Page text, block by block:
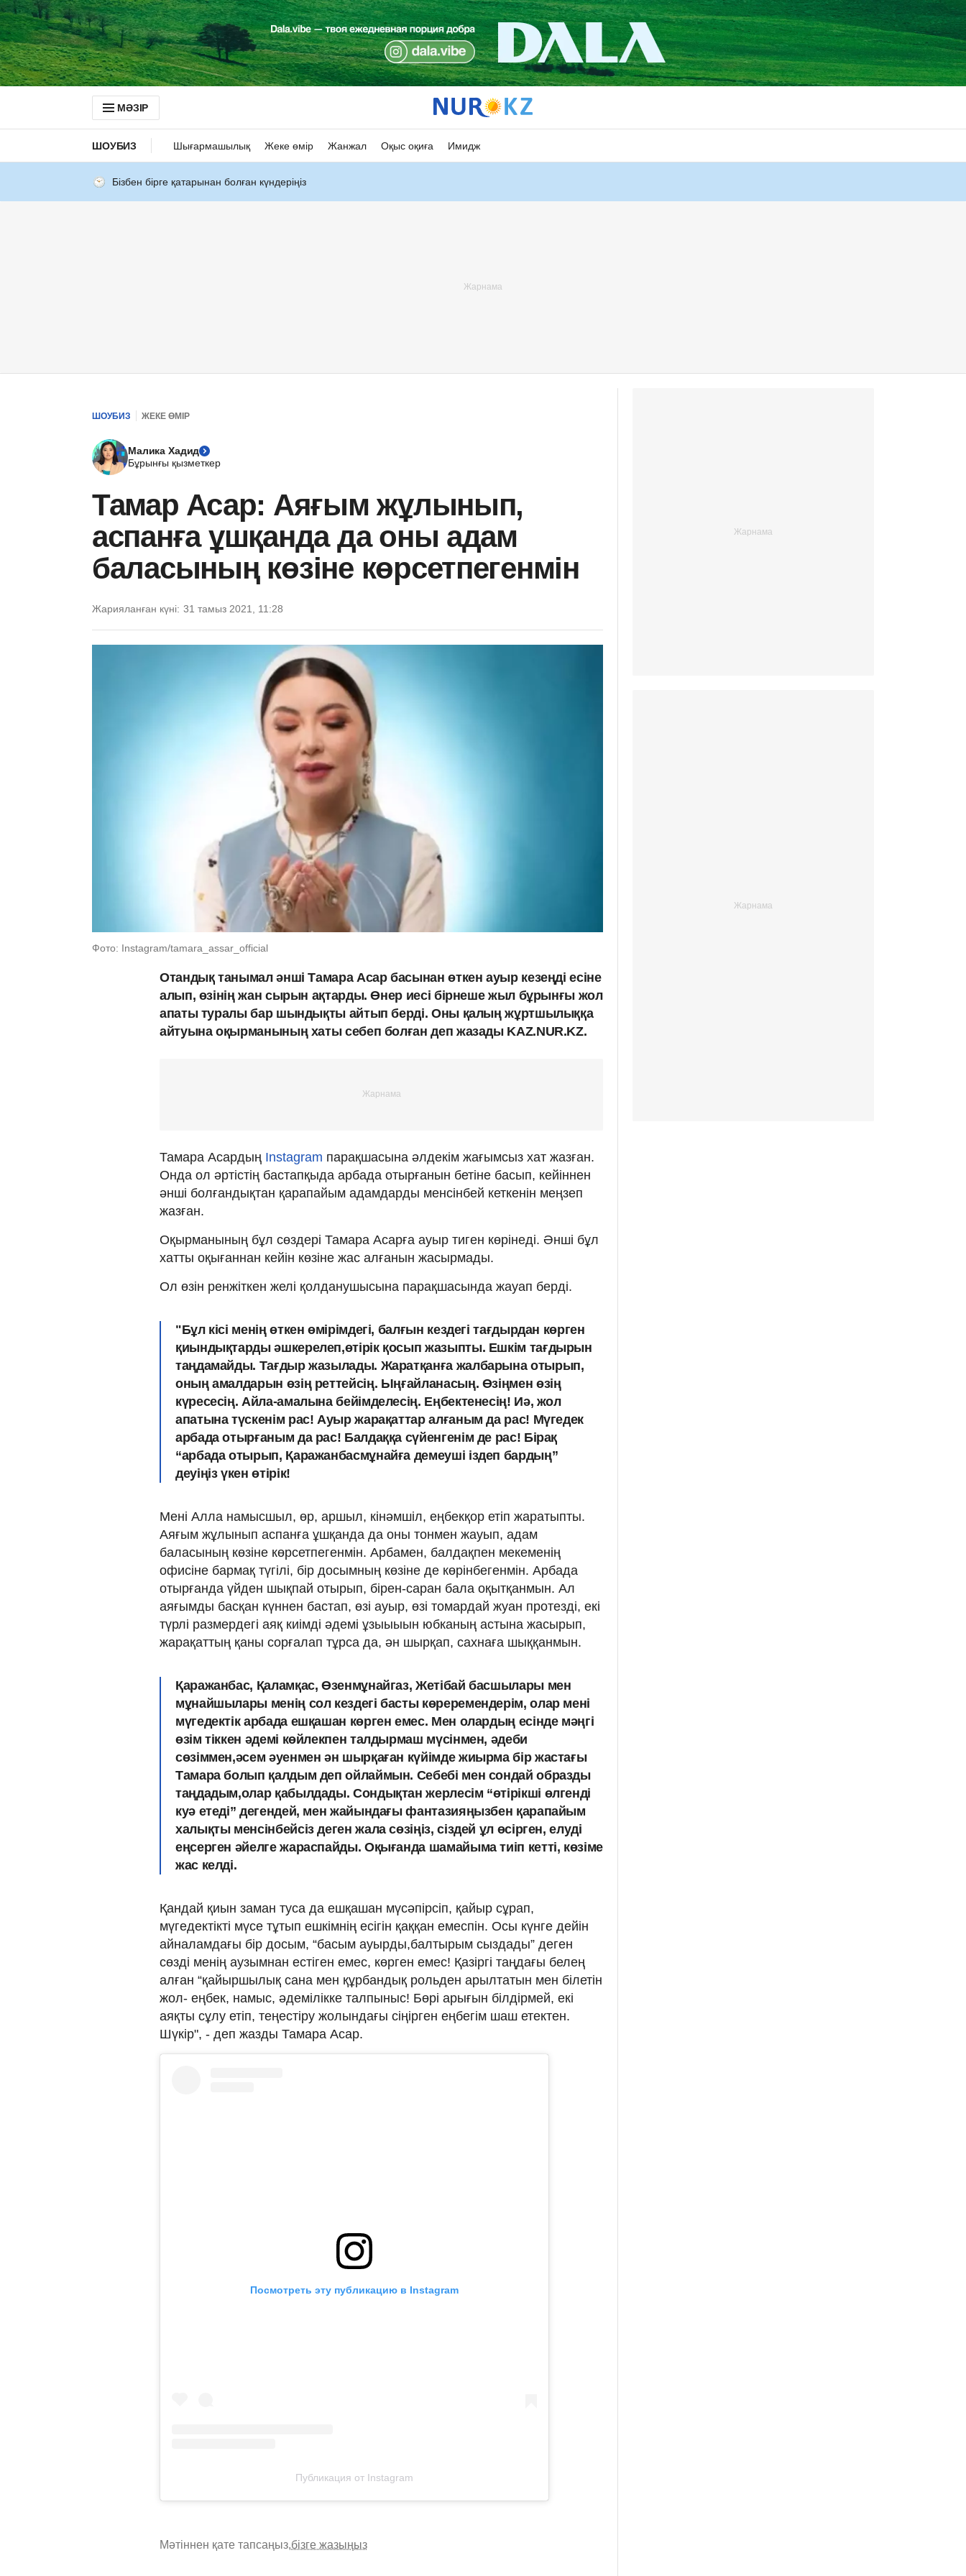
МӘЗІР
ШОУБИЗ Шығармашылық Жеке өмір Жанжал Оқыс оқиға Имидж
Бізбен бірге қатарынан болған күндеріңіз
ШОУБИЗ ЖЕКЕ ӨМІР
Малика Хадид
Бұрынғы қызметкер
Тамар Асар: Аяғым жұлынып,
аспанға ұшқанда да оны адам
баласының көзіне көрсетпегенмін
Жарияланған күні: 31 тамыз 2021, 11:28
Фото: Instagram/tamara_assar_official
Отандық танымал әнші Тамара Асар басынан өткен ауыр кезеңді есіне
алып, өзінің жан сырын ақтарды. Өнер иесі бірнеше жыл бұрынғы жол
апаты туралы бар шындықты айтып берді. Оны қалың жұртшылыққа
айтуына оқырманының хаты себеп болған деп жазады KAZ.NUR.KZ.
Тамара Асардың Instagram парақшасына әлдекім жағымсыз хат жазған.
Онда ол әртістің бастапқыда арбада отырғанын бетіне басып, кейіннен
әнші болғандықтан қарапайым адамдарды менсінбей кеткенін меңзеп
жазған.
Оқырманының бұл сөздері Тамара Асарға ауыр тиген көрінеді. Әнші бұл
хатты оқығаннан кейін көзіне жас алғанын жасырмады.
Ол өзін ренжіткен желі қолданушысына парақшасында жауап берді.
"Бұл кісі менің өткен өмірімдегі, балғын кездегі тағдырдан көрген
қиындықтарды әшкерелеп,өтірік қосып жазыпты. Ешкім тағдырын
таңдамайды. Тағдыр жазылады. Жаратқанға жалбарына отырып,
оның амалдарын өзің реттейсің. Ыңғайланасың. Өзіңмен өзің
күресесің. Айла-амалына бейімделесің. Еңбектенесің! Иә, жол
апатына түскенім рас! Ауыр жарақаттар алғаным да рас! Мүгедек
арбада отырғаным да рас! Балдаққа сүйенгенім де рас! Бірақ
“арбада отырып, Қаражанбасмұнайға демеуші іздеп бардың”
деуіңіз үкен өтірік!
Мені Алла намысшыл, өр, аршыл, кінәмшіл, еңбекқор етіп жаратыпты.
Аяғым жұлынып аспанға ұшқанда да оны тонмен жауып, адам
баласының көзіне көрсетпегенмін. Арбамен, балдақпен мекеменің
офисіне бармақ түгілі, бір досымның көзіне де көрінбегенмін. Арбада
отырғанда үйден шықпай отырып, бірен-саран бала оқытқанмын. Ал
аяғымды басқан күннен бастап, өзі ауыр, өзі томардай жуан протезді, екі
түрлі размердегі аяқ киімді әдемі ұзыыыын юбканың астына жасырып,
жарақаттың қаны сорғалап тұрса да, ән шырқап, сахнаға шыққанмын.
Қаражанбас, Қаламқас, Өзенмұнайгаз, Жетібай басшылары мен
мұнайшылары менің сол кездегі басты көреремендерім, олар мені
мүгедектік арбада ешқашан көрген емес. Мен олардың есінде мәңгі
өзім тіккен әдемі көйлекпен талдырмаш мүсінмен, әдеби
сөзіммен,әсем әуенмен ән шырқаған күйімде жиырма бір жастағы
Тамара болып қалдым деп ойлаймын. Себебі мен сондай образды
таңдадым,олар қабылдады. Сондықтан жерлесім “өтірікші өлгенді
куә етеді” дегендей, мен жайындағы фантазияңызбен қарапайым
халықты менсінбейсіз деген жала сөзіңіз, сіздей ұл өсірген, елуді
еңсерген әйелге жараспайды. Оқығанда шамайыма тиіп кетті, көзіме
жас келді.
Қандай қиын заман туса да ешқашан мүсәпірсіп, қайыр сұрап,
мүгедектікті мүсе тұтып ешкімнің есігін қаққан емеспін. Осы күнге дейін
айналамдағы бір досым, “басым ауырды,балтырым сыздады” деген
сөзді менің аузымнан естіген емес, көрген емес! Қазіргі таңдағы белең
алған “қайыршылық сана мен құрбандық рольден арылтатын мен білетін
жол- еңбек, намыс, әдемілікке талпыныс! Бөрі арығын білдірмей, екі
аяқты сұлу етіп, теңестіру жолындағы сіңірген еңбегім шаш етектен.
Шүкір", - деп жазды Тамара Асар.
Посмотреть эту публикацию в Instagram
Публикация от Instagram
Мәтіннен қате тапсаңыз,бізге жазыңыз